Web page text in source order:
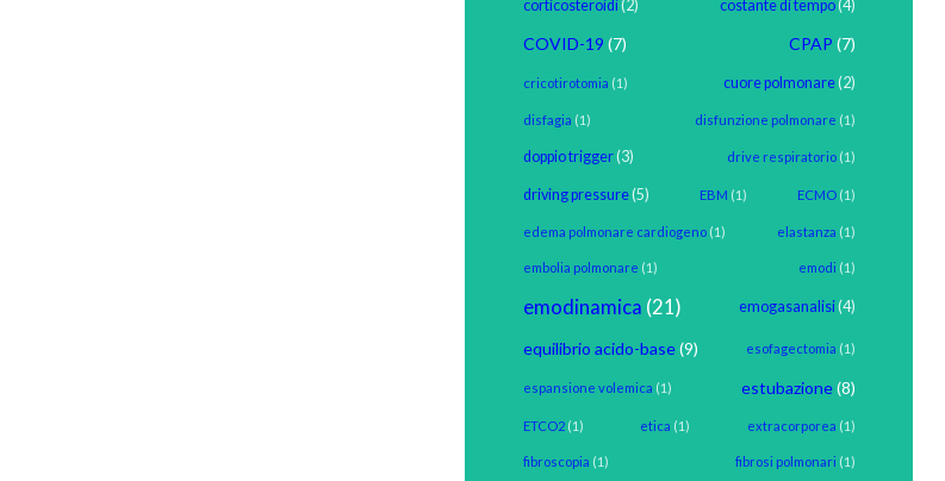
corticosteroidi(2) costante di tempo(4)
COVID-19 (7) CPAP (7)
cricotirotomia (1) cuore polmonare(2)
disfagia (1) disfunzione polmonare (1)
doppio trigger(3) drive respiratorio (1)
driving pressure(5) EBM (1) ECMO (1)
edema polmonare cardiogeno (1) elastanza (1)
embolia polmonare (1) emodi (1)
emodinamica (21) emogasanalisi(4)
equilibrio acido-base(9) esofagectomia (1)
espansione volemica (1) estubazione(8)
ETCO2 (1) etica (1) extracorporea (1)
fibroscopia (1) fibrosi polmonari (1)